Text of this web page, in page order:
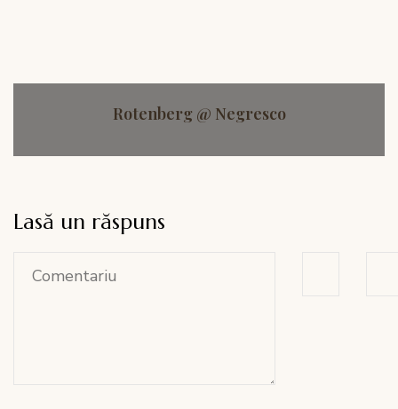
Rotenberg @ Negresco
Lasă un răspuns